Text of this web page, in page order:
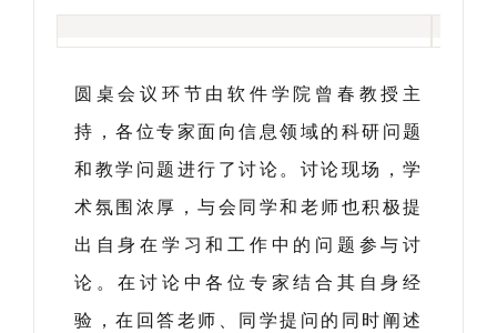
圆桌会议环节由软件学院曾春教授主
持，各位专家面向信息领域的科研问题
和教学问题进行了讨论。讨论现场，学
术氛围浓厚，与会同学和老师也积极提
出自身在学习和工作中的问题参与讨
论。在讨论中各位专家结合其自身经
验，在回答老师、同学提问的同时阐述